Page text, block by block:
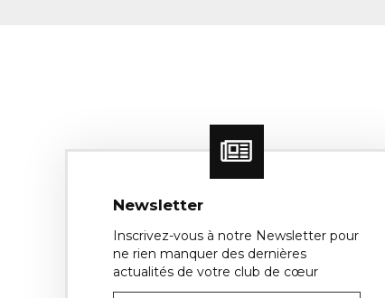
Newsletter
Inscrivez-vous à notre Newsletter pour
ne rien manquer des dernières
actualités de votre club de cœur